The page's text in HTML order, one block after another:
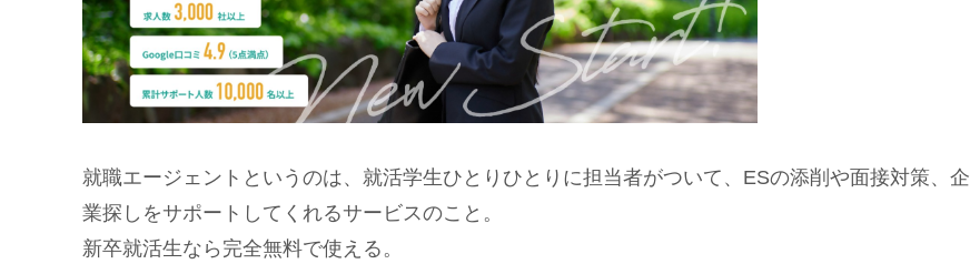
就職エージェントというのは、就活学生ひとりひとりに担当者がついて、ESの添削や面接対策、企
業探しをサポートしてくれるサービスのこと。
新卒就活生なら完全無料で使える。